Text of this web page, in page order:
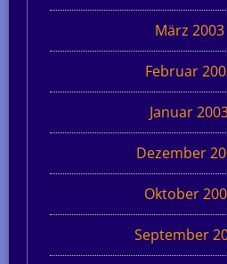
März 2003
Februar
Januar
Dezember
Oktober
September